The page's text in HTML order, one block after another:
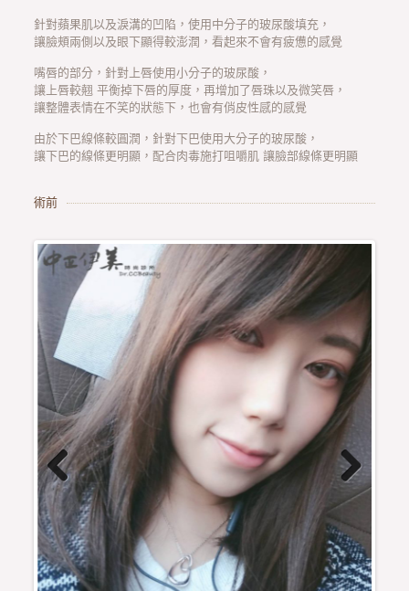
針對蘋果肌以及淚溝的凹陷，使用中分子的玻尿酸填充，
讓臉頰兩側以及眼下顯得較澎潤，看起來不會有疲憊的感覺
嘴唇的部分，針對上唇使用小分子的玻尿酸，
讓上唇較翹 平衡掉下唇的厚度，再增加了唇珠以及微笑唇，
讓整體表情在不笑的狀態下，也會有俏皮性感的感覺
由於下巴線條較圓潤，針對下巴使用大分子的玻尿酸，
讓下巴的線條更明顯，配合肉毒施打咀嚼肌 讓臉部線條更明顯
術前
Previous Next